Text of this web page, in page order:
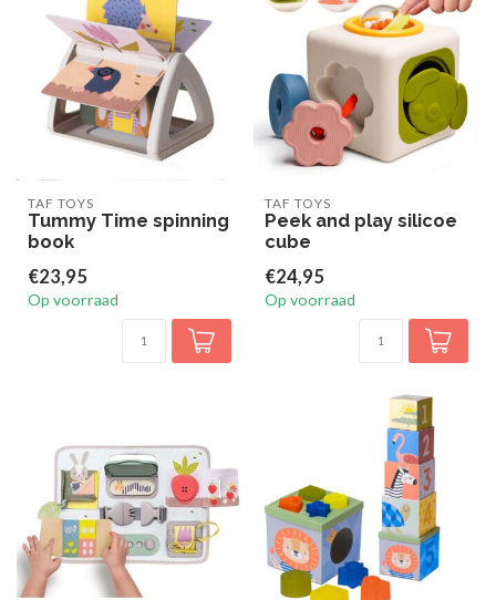
TAF TOYS
Tummy Time spinning
book
€23,95
Op voorraad
TAF TOYS
Peek and play silicoe
cube
€24,95
Op voorraad